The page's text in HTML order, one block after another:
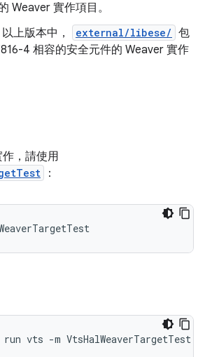
Weaver 實作項目。
上版本中，
external/libese/ 包
4 相容的安全元件的 Weaver 實作
，請使用
：